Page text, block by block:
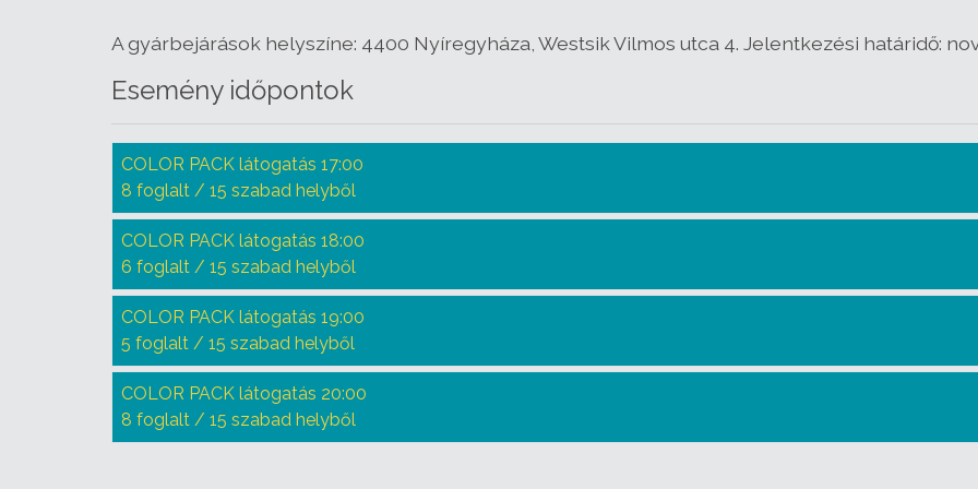
A gyárbejárások helyszíne: 4400 Nyíregyháza, Westsik Vilmos utca 4. Jelentkezési határidő:
Esemény időpontok
COLOR PACK látogatás 17:00
8 foglalt / 15 szabad helyből
COLOR PACK látogatás 18:00
6 foglalt / 15 szabad helyből
COLOR PACK látogatás 19:00
5 foglalt / 15 szabad helyből
COLOR PACK látogatás 20:00
8 foglalt / 15 szabad helyből